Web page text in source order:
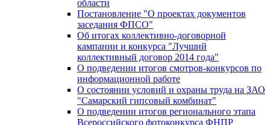
области
Постановление "О проектах документов
заседания ФПСО"
Об итогах коллективно-договорной
кампании и конкурса "Лучший
коллективный договор 2014 года"
О подведении итогов смотров-конкурсов по
информационной работе
О состоянии условий и охраны труда на ЗАО
"Самарский гипсовый комбинат"
О подведении итогов регионального этапа
Всероссийского фотоконкурса ФНПР